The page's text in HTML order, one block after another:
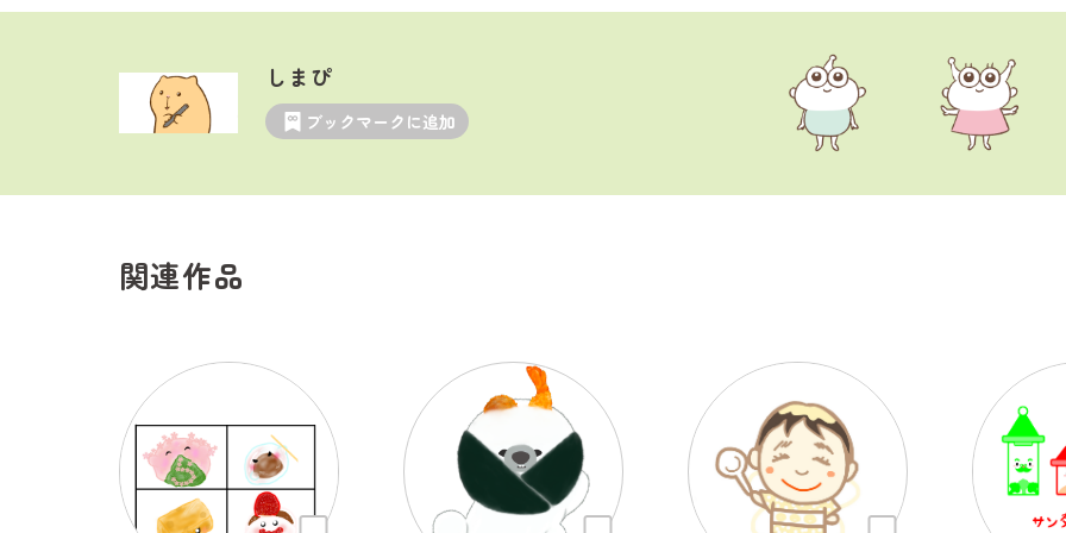
しまぴ
ブックマークに追加
関連作品